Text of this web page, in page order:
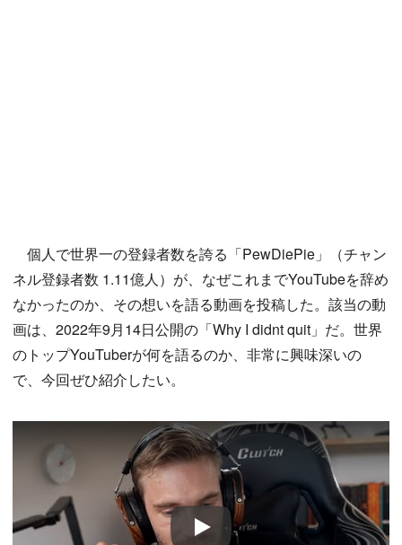
個人で世界一の登録者数を誇る「PewDiePie」（チャン
ネル登録者数 1.11億人）が、なぜこれまでYouTubeを辞め
なかったのか、その想いを語る動画を投稿した。該当の動
画は、2022年9月14日公開の「Why I didnt quit」だ。世界
のトップYouTuberが何を語るのか、非常に興味深いの
で、今回ぜひ紹介したい。
Play